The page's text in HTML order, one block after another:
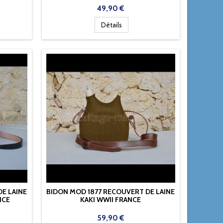
Prix
49,90 €
Détails
LAINE
BIDON MOD 1877 RECOUVERT DE LAINE
KAKI WWII FRANCE
Prix
59,90 €